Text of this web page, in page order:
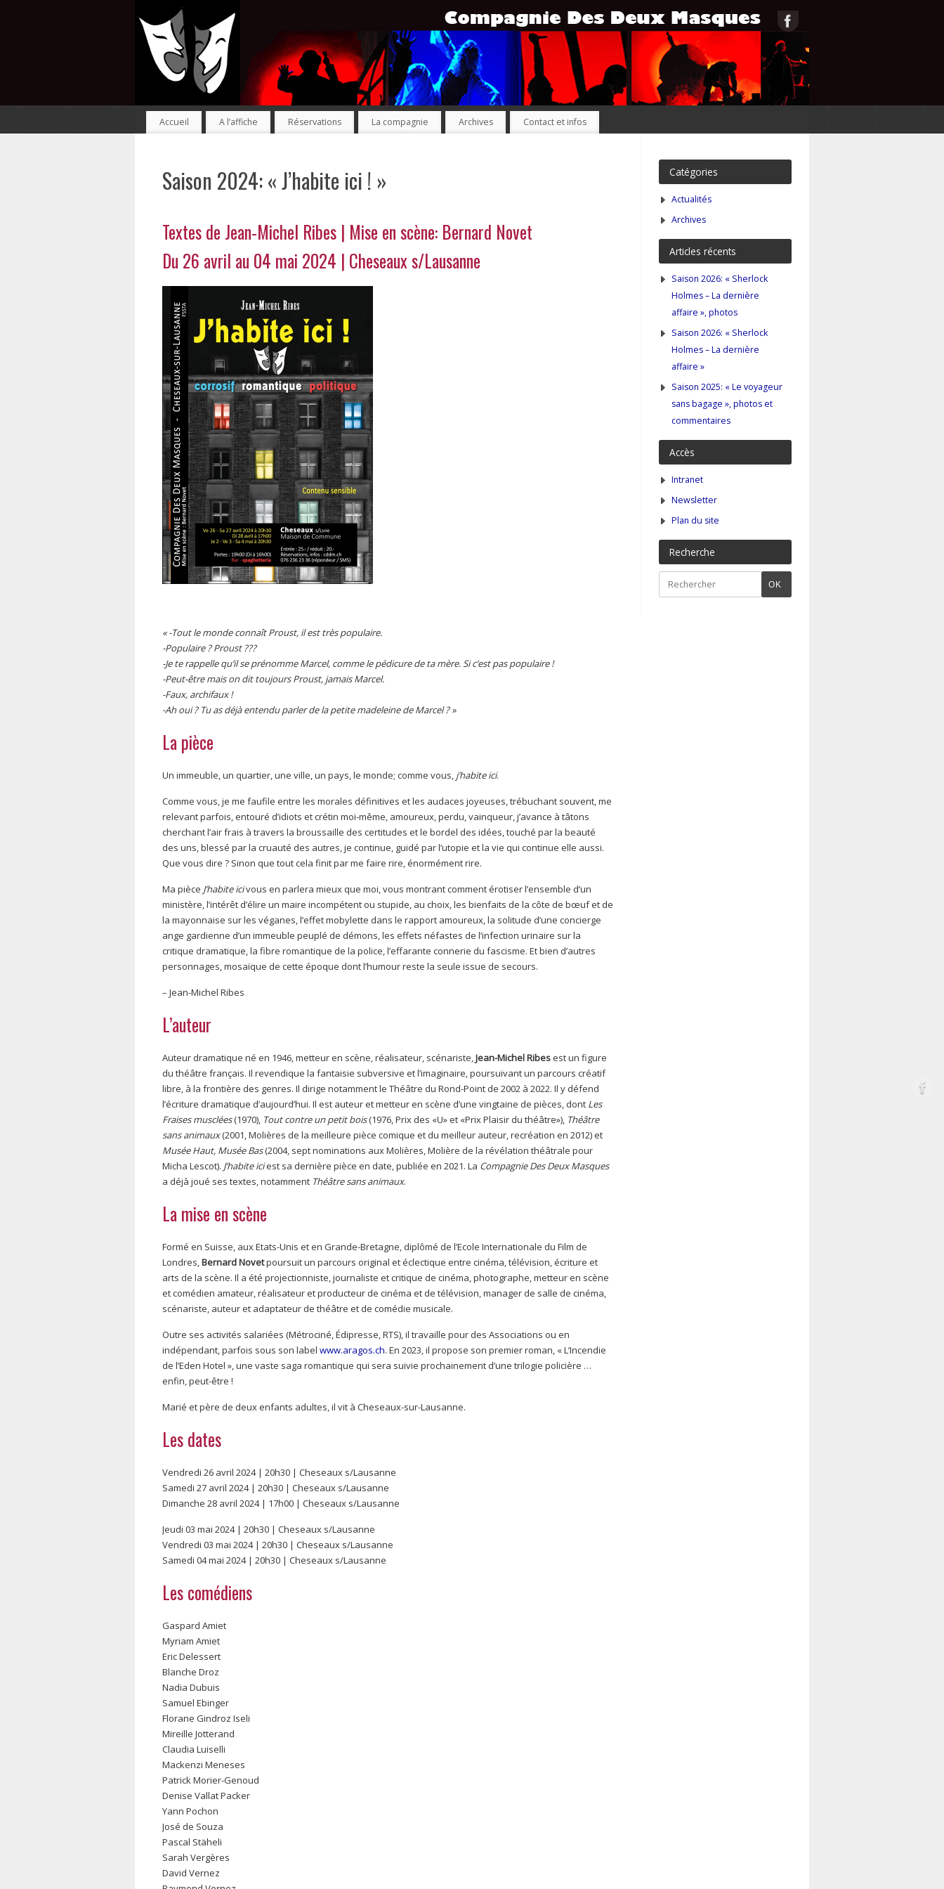
Accueil A l’affiche Réservations La compagnie Archives Contact et infos
Saison 2024: « J’habite ici ! »
Textes de Jean-Michel Ribes | Mise en scène: Bernard Novet
Du 26 avril au 04 mai 2024 | Cheseaux s/Lausanne
« -Tout le monde connaît Proust, il est très populaire.
-Populaire ? Proust ???
-Je te rappelle qu’il se prénomme Marcel, comme le pédicure de ta mère. Si c’est pas populaire !
-Peut-être mais on dit toujours Proust, jamais Marcel.
-Faux, archifaux !
-Ah oui ? Tu as déjà entendu parler de la petite madeleine de Marcel ? »
La pièce
Un immeuble, un quartier, une ville, un pays, le monde; comme vous, j’habite ici.
Comme vous, je me faufile entre les morales définitives et les audaces joyeuses, trébuchant souvent, me
relevant parfois, entouré d’idiots et crétin moi-même, amoureux, perdu, vainqueur, j’avance à tâtons
cherchant l’air frais à travers la broussaille des certitudes et le bordel des idées, touché par la beauté
des uns, blessé par la cruauté des autres, je continue, guidé par l’utopie et la vie qui continue elle aussi.
Que vous dire ? Sinon que tout cela finit par me faire rire, énormément rire.
Ma pièce J’habite icivous en parlera mieux que moi, vous montrant comment érotiser l’ensemble d’un
ministère, l’intérêt d’élire un maire incompétent ou stupide, au choix, les bienfaits de la côte de bœuf et de
la mayonnaise sur les véganes, l’effet mobylette dans le rapport amoureux, la solitude d’une concierge
ange gardienne d’un immeuble peuplé de démons, les effets néfastes de l’infection urinaire sur la
critique dramatique, la fibre romantique de la police, l’effarante connerie du fascisme. Et bien d’autres
personnages, mosaïque de cette époque dont l’humour reste la seule issue de secours.
– Jean-Michel Ribes
L’auteur
Auteur dramatique né en 1946, metteur en scène, réalisateur, scénariste,Jean-Michel Ribesest un figure
du théâtre français. Il revendique la fantaisie subversive et l’imaginaire, poursuivant un parcours créatif
libre, à la frontière des genres. Il dirige notamment le Théâtre du Rond-Point de 2002 à 2022. Il y défend
l’écriture dramatique d’aujourd’hui. Il est auteur et metteur en scène d’une vingtaine de pièces, dont Les
Fraises musclées(1970), Tout contre un petit bois(1976, Prix des «U» et «Prix Plaisir du théâtre»), Théâtre
sans animaux(2001, Molières de la meilleure pièce comique et du meilleur auteur, recréation en 2012) et
Musée Haut, Musée Bas(2004, sept nominations aux Molières, Molière de la révélation théâtrale pour
Micha Lescot). J’habite iciest sa dernière pièce en date, publiée en 2021. La Compagnie Des Deux Masques
a déjà joué ses textes, notamment Théâtre sans animaux.
La mise en scène
Formé en Suisse, aux Etats-Unis et en Grande-Bretagne, diplômé de l’Ecole Internationale du Film de
Londres,Bernard Novetpoursuit un parcours original et éclectique entre cinéma, télévision, écriture et
arts de la scène. Il a été projectionniste, journaliste et critique de cinéma, photographe, metteur en scène
et comédien amateur, réalisateur et producteur de cinéma et de télévision, manager de salle de cinéma,
scénariste, auteur et adaptateur de théâtre et de comédie musicale.
Outre ses activités salariées (Métrociné, Édipresse, RTS), il travaille pour des Associations ou en
indépendant, parfois sous son label www.aragos.ch.​ En 2023, il propose son premier roman, « L’Incendie
de l’Eden Hotel », une vaste saga romantique qui sera suivie prochainement d’une trilogie policière …
enfin, peut-être !
​Marié et père de deux enfants adultes, il vit à Cheseaux-sur-Lausanne.
Les dates
Vendredi 26 avril 2024 | 20h30 | Cheseaux s/Lausanne
Samedi 27 avril 2024 | 20h30 | Cheseaux s/Lausanne
Dimanche 28 avril 2024 | 17h00 | Cheseaux s/Lausanne
Jeudi 03 mai 2024 | 20h30 | Cheseaux s/Lausanne
Vendredi 03 mai 2024 | 20h30 | Cheseaux s/Lausanne
Samedi 04 mai 2024 | 20h30 | Cheseaux s/Lausanne
Les comédiens
Gaspard Amiet
Myriam Amiet
Eric Delessert
Blanche Droz
Nadia Dubuis
Samuel Ebinger
Florane Gindroz Iseli
Mireille Jotterand
Claudia Luiselli
Mackenzi Meneses
Patrick Morier-Genoud
Denise Vallat Packer
Yann Pochon
José de Souza
Pascal Stäheli
Sarah Vergères
David Vernez
Catégories
Actualités
Archives
Articles récents
Saison 2026: « Sherlock
Holmes – La dernière
affaire », photos
Saison 2026: « Sherlock
Holmes – La dernière
affaire »
Saison 2025: « Le voyageur
sans bagage », photos et
commentaires
Accès
Intranet
Newsletter
Plan du site
Recherche
OK